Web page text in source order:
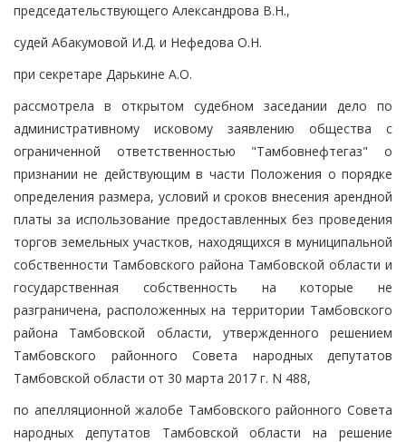
председательствующего Александрова В.Н.,
судей Абакумовой И.Д. и Нефедова О.Н.
при секретаре Дарькине А.О.
рассмотрела в открытом судебном заседании дело по
административному исковому заявлению общества с
ограниченной ответственностью "Тамбовнефтегаз" о
признании не действующим в части Положения о порядке
определения размера, условий и сроков внесения арендной
платы за использование предоставленных без проведения
торгов земельных участков, находящихся в муниципальной
собственности Тамбовского района Тамбовской области и
государственная собственность на которые не
разграничена, расположенных на территории Тамбовского
района Тамбовской области, утвержденного решением
Тамбовского районного Совета народных депутатов
Тамбовской области от 30 марта 2017 г. N 488,
по апелляционной жалобе Тамбовского районного Совета
народных депутатов Тамбовской области на решение